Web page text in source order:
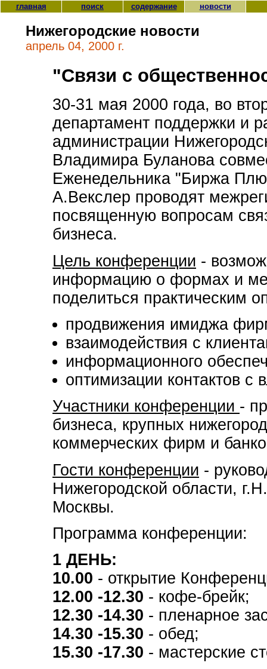
главная поиск содержание новости
Нижегородские новости
апрель 04, 2000 г.
"Связи с
30-31 мая 2000 года, во
департамент поддержки и
администрации
Владимира Буланова
Еженедельника "Биржа
А.Векслер проводят
посвященную вопросам
бизнеса.
Цель конференции -
информацию о формах и
поделиться практическим
продвижения имиджа
взаимодействия с
информационного
оптимизации контактов с
Участники конференции -
бизнеса, крупных
коммерческих фирм и
Гости конференции -
Нижегородской области,
Москвы.
Программа конференции:
1 ДЕНЬ:
10.00 - открытие
12.00 -12.30 - кофе-брейк;
12.30 -14.30 - пленарное
14.30 -15.30 - обед;
15.30 -17.30 - мастерские